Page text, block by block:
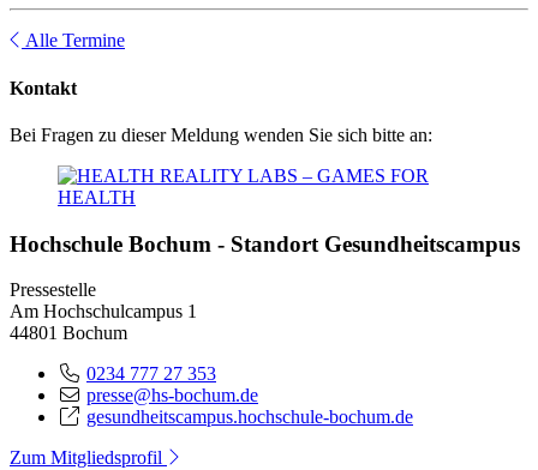
Alle Termine
Kontakt
Bei Fragen zu dieser Meldung wenden Sie sich bitte an:
Hochschule Bochum - Standort Gesundheitscampus
Pressestelle
Am Hochschulcampus 1
44801 Bochum
0234 777 27 353
presse@hs-bochum.de
gesundheitscampus.hochschule-bochum.de
Zum Mitgliedsprofil